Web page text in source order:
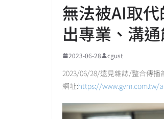
無法被AI取
出專業、溝
2023-06-28 cgust
2023/06/28/遠見雜誌/整合傳播
網址:https://www.gvm.com.tw/